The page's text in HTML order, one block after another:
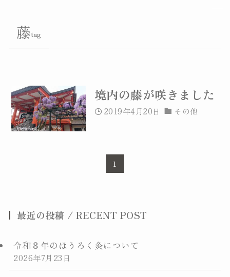
善國寺について
毘沙門講のご案内
藤tag
境内の藤が咲きました
2019年4月20日 その他
1
最近の投稿 / RECENT POST
令和８年のほうろく灸について
2026年7月23日